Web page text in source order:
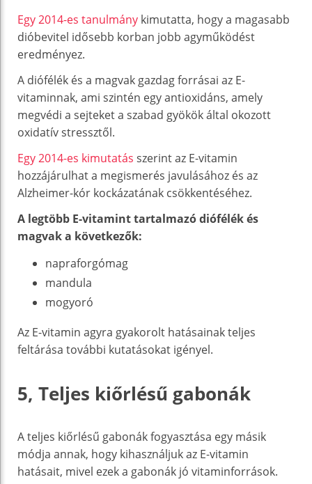
Egy 2014-es tanulmány kimutatta, hogy a magasabb
dióbevitel idősebb korban jobb agyműködést
eredményez.
A diófélék és a magvak gazdag forrásai az E-
vitaminnak, ami szintén egy antioxidáns, amely
megvédi a sejteket a szabad gyökök által okozott
oxidatív stressztől.
Egy 2014-es kimutatás szerint az E-vitamin
hozzájárulhat a megismerés javulásához és az
Alzheimer-kór kockázatának csökkentéséhez.
A legtöbb E-vitamint tartalmazó diófélék és
magvak a következők:
napraforgómag
mandula
mogyoró
Az E-vitamin agyra gyakorolt ​​hatásainak teljes
feltárása további kutatásokat igényel.
5, Teljes kiőrlésű gabonák
A teljes kiőrlésű gabonák fogyasztása egy másik
módja annak, hogy kihasználjuk az E-vitamin
hatásait, mivel ezek a gabonák jó vitaminforrások.